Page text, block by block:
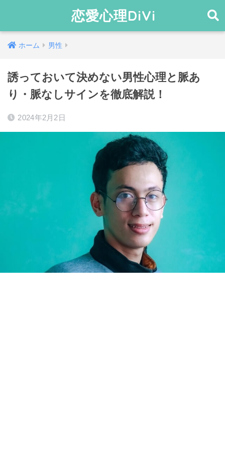
恋愛心理DiVi
ホーム 男性
誘っておいて決めない男性心理と脈あ
り・脈なしサインを徹底解説！
2024年2月2日